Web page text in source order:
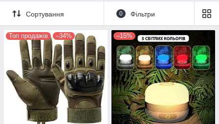
Сортування 0 Фільтри
Топ продажів –34% –15%